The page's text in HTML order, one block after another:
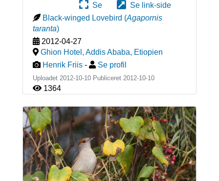
Se
Se link-side
Black-winged Lovebird (Agapornis
taranta)
2012-04-27
Ghion Hotel, Addis Ababa, Etiopien
Henrik Friis - Se profil
Uploadet 2012-10-10 Publiceret 2012-10-10
1364